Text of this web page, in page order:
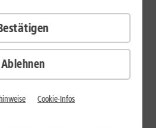
ab 29,99
€/Monat*
Verfügbarkeit prüfen
Ablehnen
Cookie-Infos